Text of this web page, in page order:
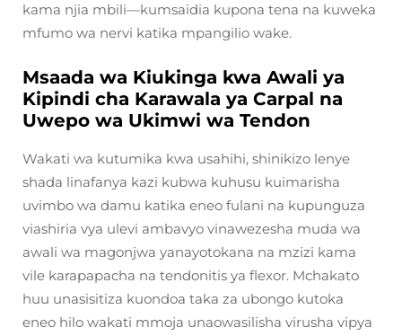
kama njia mbili—kumsaidia kupona tena na kuweka
mfumo wa nervi katika mpangilio wake.
Msaada wa Kiukinga kwa Awali ya
Kipindi cha Karawala ya Carpal na
Uwepo wa Ukimwi wa Tendon
Wakati wa kutumika kwa usahihi, shinikizo lenye
shada linafanya kazi kubwa kuhusu kuimarisha
uvimbo wa damu katika eneo fulani na kupunguza
viashiria vya ulevi ambavyo vinawezesha muda wa
awali wa magonjwa yanayotokana na mzizi kama
vile karapapacha na tendonitis ya flexor. Mchakato
huu unasisitiza kuondoa taka za ubongo kutoka
eneo hilo wakati mmoja unaowasilisha virusha vipya